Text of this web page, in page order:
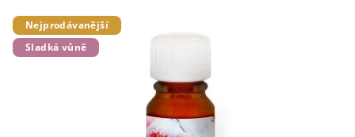
Nejprodávanější
Sladká vůně